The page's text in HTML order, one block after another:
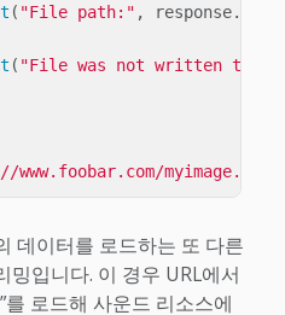
( "File path:" , response.
( "File was not written to
myimage.png"
데이터를 로드하는 또 다른
입니다. 이 경우 URL에서
로드해 사운드 리소스에